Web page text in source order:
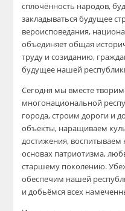
сплочённость народов,
закладываться будущее
вероисповедания,
объединяетобщая истори
труду и созиданию,
будущее нашей
Сегодня мы вместе
многонациональной
города, строим дороги и
объекты, наращиваем
достижения, воспитываем
основах патриотизма, л
старшему поколению. У
обеспечим нашей
идобьёмся всех